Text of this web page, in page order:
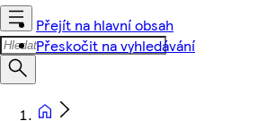
Přejít na hlavní obsah
Přeskočit na vyhledávání